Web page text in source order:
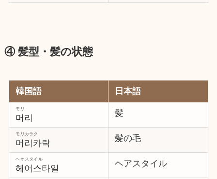
④ 髪型・髪の状態
韓国語 日本語
머리
モリ 髪
머리카락
モリカラク 髪の毛
헤어스타일
ヘオスタイル ヘアスタイル